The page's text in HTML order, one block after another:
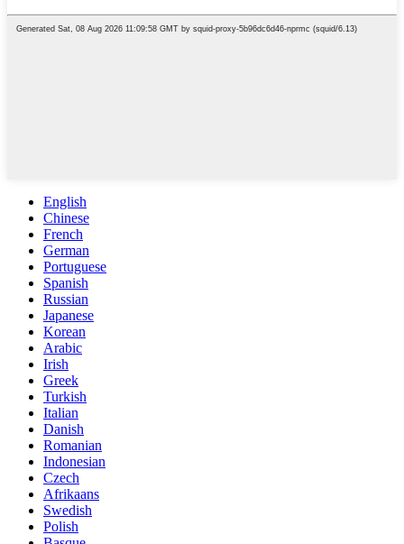
English
Chinese
French
German
Portuguese
Spanish
Russian
Japanese
Korean
Arabic
Irish
Greek
Turkish
Italian
Danish
Romanian
Indonesian
Czech
Afrikaans
Swedish
Polish